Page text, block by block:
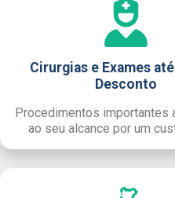
Cirurgias e Exames
Desconto
Procedimentos importantes
ao seu alcance por um